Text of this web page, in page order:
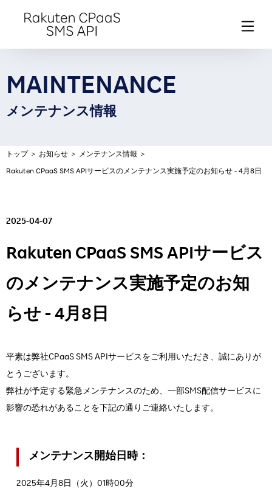
MAINTENANCE
メンテナンス情報
トップ ＞ お知らせ ＞ メンテナンス情報 ＞
Rakuten CPaaS SMS APIサービスのメンテナンス実施予定のお知らせ - 4月8日
2025-04-07
Rakuten CPaaS SMS APIサービス
のメンテナンス実施予定のお知
らせ - 4月8日
平素は弊社CPaaS SMS APIサービスをご利用いただき、誠にありが
とうございます。
弊社が予定する緊急メンテナンスのため、一部SMS配信サービスに
影響の恐れがあることを下記の通りご連絡いたします。
メンテナンス開始日時：
2025年4月8日（火）01時00分